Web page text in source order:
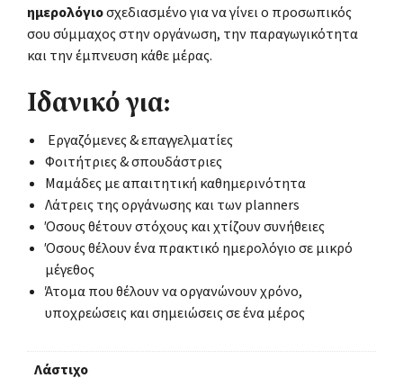
ημερολόγιοσχεδιασμένο για να γίνει ο προσωπικός
σου σύμμαχος στην οργάνωση, την παραγωγικότητα
και την έμπνευση κάθε μέρας.
Ιδανικό για:
Εργαζόμενες & επαγγελματίες
Φοιτήτριες & σπουδάστριες
Μαμάδες με απαιτητική καθημερινότητα
Λάτρεις της οργάνωσης και των planners
Όσους θέτουν στόχους και χτίζουν συνήθειες
Όσους θέλουν ένα πρακτικό ημερολόγιο σε μικρό
μέγεθος
Άτομα που θέλουν να οργανώνουν χρόνο,
υποχρεώσεις και σημειώσεις σε ένα μέρος
Λάστιχο